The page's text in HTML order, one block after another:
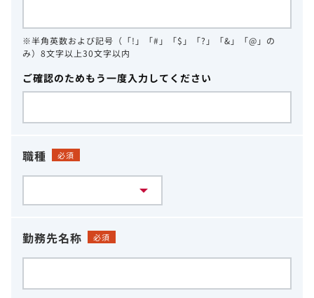
※半角英数および記号（「!」「#」「$」「?」「&」「@」の
み）8文字以上30文字以内
ご確認のためもう一度入力してください
職種 必須
勤務先名称 必須